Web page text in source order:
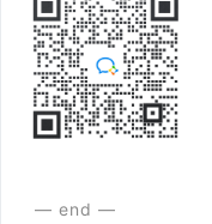
— end —